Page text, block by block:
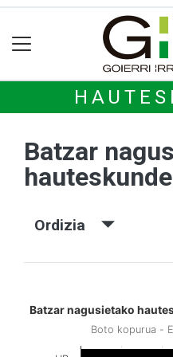
Batzar
Ordizia
Batzar nagusietako
Boto kopurua -